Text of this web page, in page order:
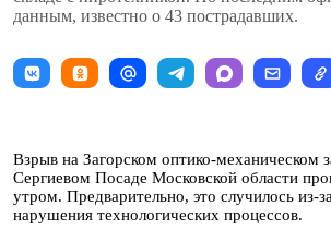
данным, известно о 43 пострадавших.
Взрыв на Загорском оптико-механическом
Сергиевом Посаде Московской области
утром. Предварительно, это случилось из-за
нарушения технологических процессов.